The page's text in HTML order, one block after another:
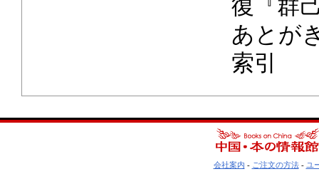
復『群
あと
索引
会社案内 - ご注文の方法- ユ